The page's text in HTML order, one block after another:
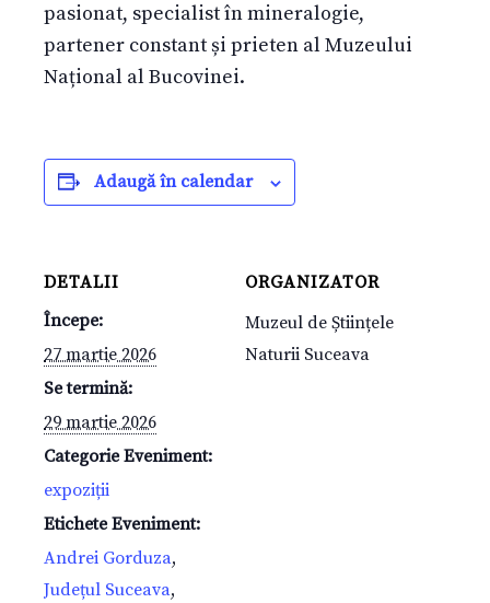
pasionat, specialist în mineralogie,
partener constant și prieten al Muzeului
Național al Bucovinei.
Adaugă în calendar
DETALII
Începe:
27 martie 2026
Se termină:
29 martie 2026
Categorie Eveniment:
expoziții
Etichete Eveniment:
Andrei Gorduza,
Județul Suceava,
ORGANIZATOR
Muzeul de Științele
Naturii Suceava